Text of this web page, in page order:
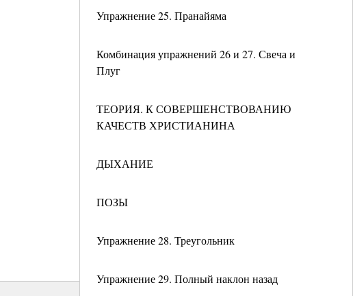
Упражнение 25. Пранайяма
Комбинация упражнений 26 и 27. Свеча и
Плуг
ТЕОРИЯ. К СОВЕРШЕНСТВОВАНИЮ
КАЧЕСТВ ХРИСТИАНИНА
ДЫХАНИЕ
ПОЗЫ
Упражнение 28. Треугольник
Упражнение 29. Полный наклон назад